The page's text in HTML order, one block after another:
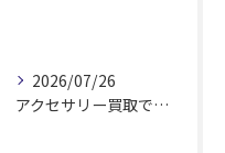
2026/07/26
アクセサリー買取で納得できる解答を静岡県静岡市で見つけるためのポイント